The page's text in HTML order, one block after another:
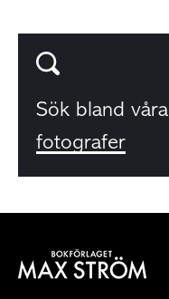
Sök bland våra
fotografer